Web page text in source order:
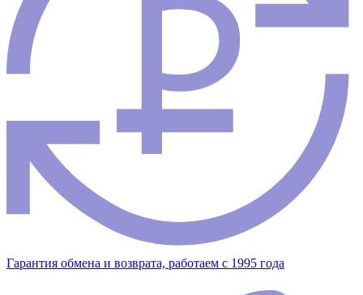
Гарантия обмена и возврата, работаем с 1995 года